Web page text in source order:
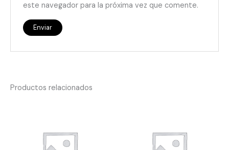
este navegador para la próxima vez que comente.
Productos relacionados